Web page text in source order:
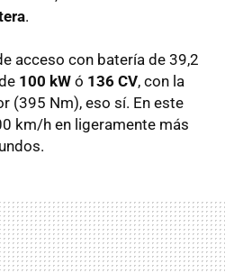
.
acceso con batería de 39,2
100 kW ó 136 CV, con la
(395 Nm), eso sí. En este
km/h en ligeramente más